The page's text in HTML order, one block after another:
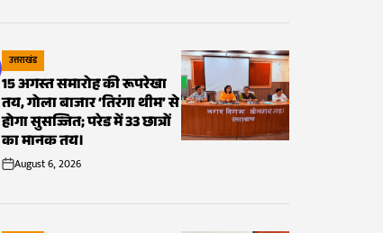
POSTED
IN
उत्तराखंड
15 अगस्त समारोह की रूपरेखा
तय, गोला बाजार ‘तिरंगा थीम’ से
होगा सुसज्जित; परेड में 33 छात्रों
का मानक तय।
onAugust 6, 2026